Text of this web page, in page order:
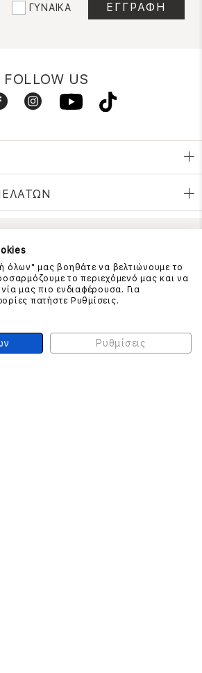
ΓΥΝΑΙΚΑ
FOLLOW US
ΜΑΖΙ ΜΑΣ
210 999 4510
αστική μονάδα από σταθερό)
ΣΥΝΑΛΛΑΓΩΝ
όλων" μας βοηθάτε να βελτιώνουμε το
το περιεχόμενό μας και να
μας πιο ενδιαφέρουσα. Για
πατήστε Ρυθμίσεις.
Ρυθμίσεις